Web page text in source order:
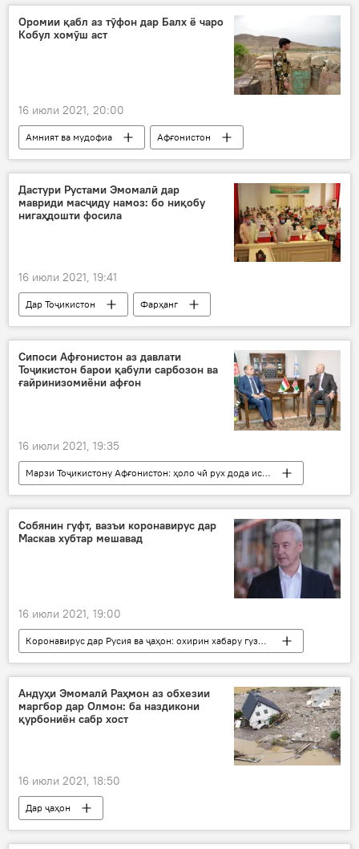
футбол даста
Оромии қабл аз тӯфон дар Балх ё чаро
Кобул хомӯш аст
16 июли 2021, 20:00
Амният ва мудофиа
Афғонистон
Толибон
Осиёи Марказӣ
Балх
Ато Муҳаммади Нур
Дастури Рустами Эмомалӣ дар
мавриди масҷиду намоз: бо ниқобу
нигаҳдошти фосила
16 июли 2021, 19:41
Дар Тоҷикистон
Фарҳанг
Тандурустӣ
беҳдоштӣ
намоз
коронавирус
Сипоси Афғонистон аз давлати
Тоҷикистон барои қабули сарбозон ва
ғайринизомиёни афғон
16 июли 2021, 19:35
Марзи Тоҷикистону Афғонистон: ҳоло чӣ рух дода истодааст?
Дар Тоҷикистон
Афғонистон
сафир
Кобул
изҳори сипос
Собянин гуфт, вазъи коронавирус дар
Маскав хубтар мешавад
16 июли 2021, 19:00
Коронавирус дар Русия ва ҷаҳон: охирин хабару гузоришҳо
Маскав
Тандурустӣ
Сергей Собянин
коронавирус
Андуҳи Эмомалӣ Раҳмон аз обхезии
маргбор дар Олмон: ба наздикони
қурбониён сабр хост
16 июли 2021, 18:50
Дар ҷаҳон
Рӯйдод, ҷиноят ва ҳолатҳои фавқулода